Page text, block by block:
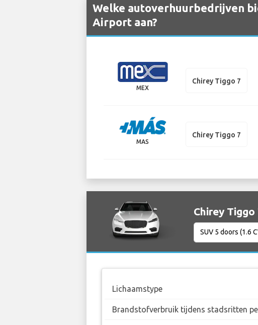
Welke autoverhuurbedrijven
Airport aan?
MEX
Chirey Tiggo 7
MAS
Chirey Tiggo 7
Chirey
Lichaamstype
Brandstofverbruik tijdens stadsritten